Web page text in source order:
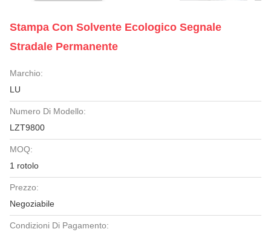
Stampa Con Solvente Ecologico Segnale
Stradale Permanente
Marchio:
LU
Numero Di Modello:
LZT9800
MOQ:
1 rotolo
Prezzo:
Negoziabile
Condizioni Di Pagamento: